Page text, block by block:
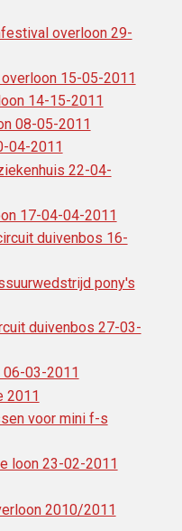
overloon 29-
15-05-2011
14-15-2011
08-05-2011
04-2011
22-04-
17-04-04-2011
duivenbos 16-
pony's
duivenbos 27-03-
06-03-2011
2011
voor mini f-s
loon 23-02-2011
2010/2011